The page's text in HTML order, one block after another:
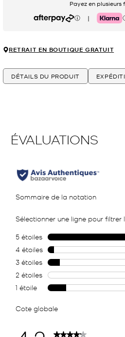
Payez en plusieurs
Afterpay | Klarna
RETRAIT EN BOUTIQUE GRATUIT
DÉTAILS DU PRODUIT